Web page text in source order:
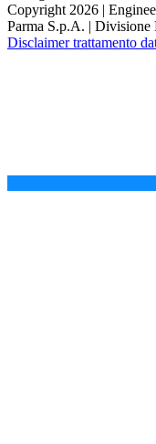
Copyright 2026 |
Parma S.p.A. |
Disclaimer trattamento